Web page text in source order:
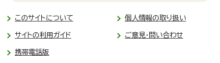
このサイトについて 個人情報の取り扱い
サイトの利用ガイド ご意見・問い合わせ
携帯電話版